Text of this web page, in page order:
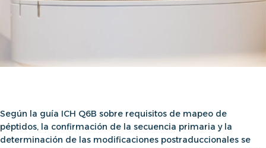
Según la guía ICH Q6B sobre requisitos de mapeo de
péptidos, la confirmación de la secuencia primaria y la
determinación de las modificaciones postraduccionales se